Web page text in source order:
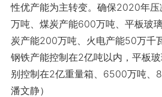
性优产能为主转变。确保2020年
万吨、煤炭产能600万吨、平板玻
炭产能200万吨、火电产能50万千
钢铁产能控制在2亿吨以内，平板
别控制在2亿重量箱、6500万吨、
潘文静）